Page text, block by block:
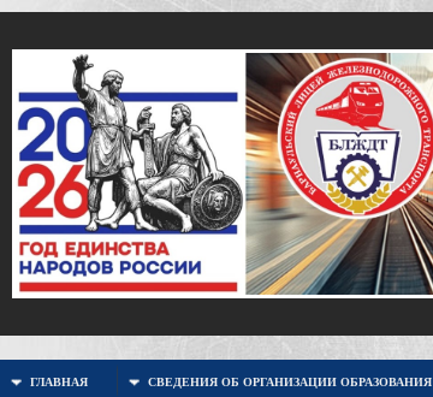
ГЛАВНАЯ СВЕДЕНИЯ ОБ ОРГАНИЗАЦИИ ОБРАЗОВАНИЯ